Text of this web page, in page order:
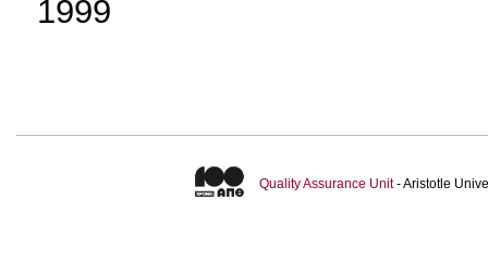
1999
Quality Assurance Unit- Aristotle